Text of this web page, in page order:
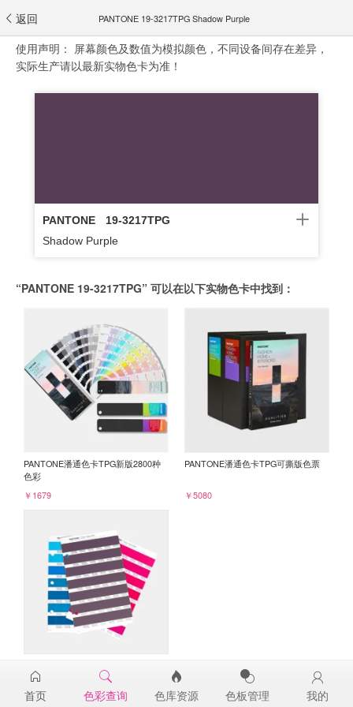
返回 PANTONE 19-3217TPG Shadow Purple
使用声明： 屏幕颜色及数值为模拟颜色，不同设备间存在差异，
实际生产请以最新实物色卡为准！
PANTONE
19-3217TPG
Shadow Purple
“PANTONE 19-3217TPG” 可以在以下实物色卡中找到：
PANTONE潘通色卡TPG新版2800种
色彩
￥1679
PANTONE潘通色卡TPG可撕版色票
￥5080
19-3217TPG
￥98
首页 色彩查询 色库资源 色板管理 我的